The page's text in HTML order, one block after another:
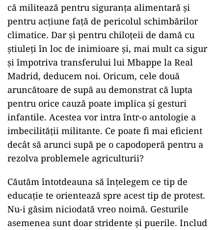
că militează pentru siguranța alimentară și
pentru acțiune față de pericolul schimbărilor
climatice. Dar și pentru chiloțeii de damă cu
știuleți în loc de inimioare și, mai mult ca sigur
și împotriva transferului lui Mbappe la Real
Madrid, deducem noi. Oricum, cele două
aruncătoare de supă au demonstrat că lupta
pentru orice cauză poate implica și gesturi
infantile. Acestea vor intra într-o antologie a
imbecilității militante. Ce poate fi mai eficient
decât să arunci supă pe o capodoperă pentru a
rezolva problemele agriculturii?
Căutăm întotdeauna să înțelegem ce tip de
educație te orientează spre acest tip de protest.
Nu-i găsim niciodată vreo noimă. Gesturile
asemenea sunt doar stridente și puerile. Includ